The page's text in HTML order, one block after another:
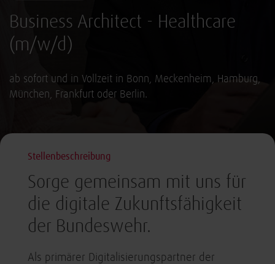
Business Architect - Healthcare
(m/w/d)
ab sofort und in Vollzeit in Bonn, Meckenheim, Hamburg,
München, Frankfurt oder Berlin.
Stellenbeschreibung
Sorge gemeinsam mit uns für
die digitale Zukunftsfähigkeit
der Bundeswehr.
Als primärer Digitalisierungspartner der